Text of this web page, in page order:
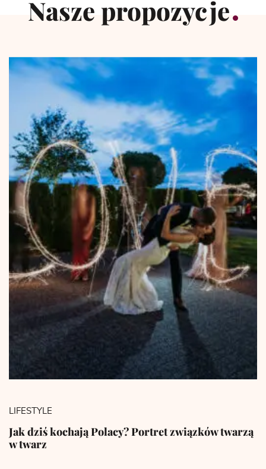
Nasze propozycje
LIFESTYLE
Jak dziś kochają Polacy? Portret związków twarzą
w twarz